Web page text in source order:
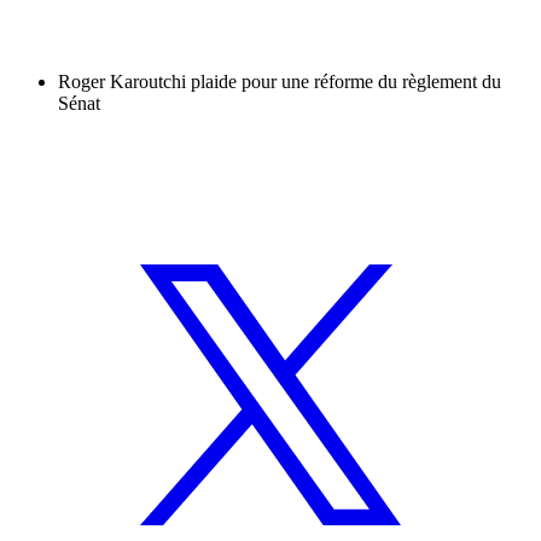
Roger Karoutchi plaide pour une réforme du règlement du
Sénat